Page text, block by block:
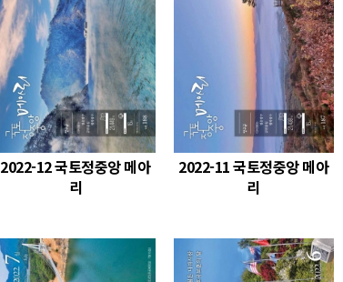
2022-12 국토정중앙 메아
리
2022-11 국토정중앙 메아
리